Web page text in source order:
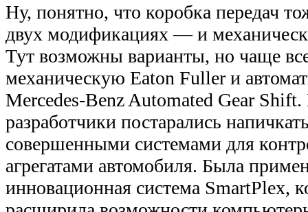
Ну, понятно, что коробка передач
двух модификациях — и
Тут возможны варианты, но чаще
механическую Eaton Fuller и
Mercedes-Benz Automated Gear
разработчики постарались
совершенными системами для
агрегатами автомобиля. Была
инновационная система SmartPlex,